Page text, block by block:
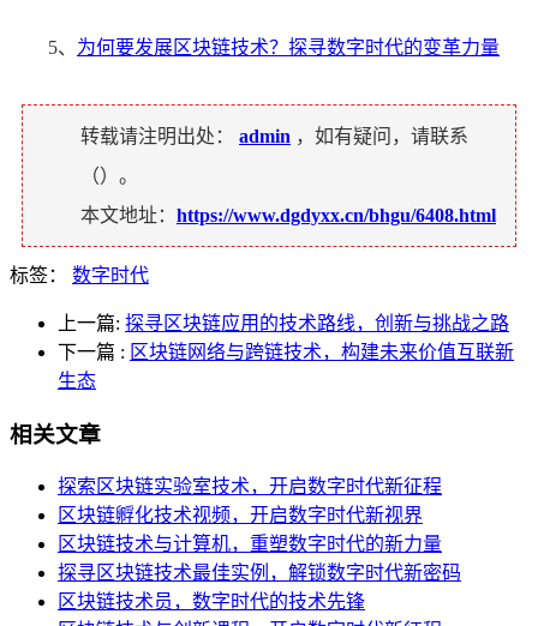
5、 为何要发展区块链技术？探寻数字时代的变革力量
转载请注明出处： admin ，如有疑问，请联系
（）。
本文地址： https://www.dgdyxx.cn/bhgu/6408.html
标签： 数字时代
上一篇: 探寻区块链应用的技术路线，创新与挑战之路
下一篇 : 区块链网络与跨链技术，构建未来价值互联新
生态
相关文章
探索区块链实验室技术，开启数字时代新征程
区块链孵化技术视频，开启数字时代新视界
区块链技术与计算机，重塑数字时代的新力量
探寻区块链技术最佳实例，解锁数字时代新密码
区块链技术员，数字时代的技术先锋